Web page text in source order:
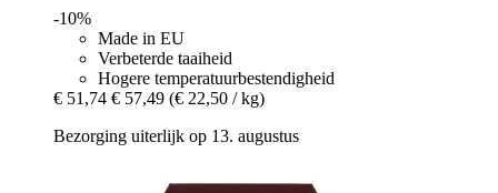
-10%
Made in EU
Verbeterde taaiheid
Hogere temperatuurbestendigheid
€ 51,74 € 57,49 (€ 22,50 / kg)
Bezorging uiterlijk op 13. augustus